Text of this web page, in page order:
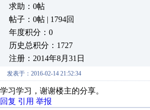
求助：0帖
帖子：0帖 | 1794回
年度积分：0
历史总积分：1727
注册：2014年8月31日
发表于：2016-02-14 21:52:34
学习学习，谢谢楼主的分享。
回复 引用 举报